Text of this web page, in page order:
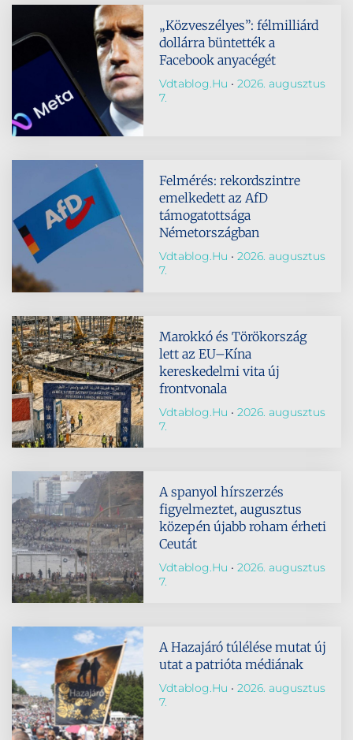
„Közveszélyes”: félmilliárd
dollárra büntették a
Facebook anyacégét
Vdtablog.hu
2026. augusztus
7.
Felmérés: rekordszintre
emelkedett az AfD
támogatottsága
Németországban
Vdtablog.hu
2026. augusztus
7.
Marokkó és Törökország
lett az EU–Kína
kereskedelmi vita új
frontvonala
Vdtablog.hu
2026. augusztus
7.
A spanyol hírszerzés
figyelmeztet, augusztus
közepén újabb roham érheti
Ceutát
Vdtablog.hu
2026. augusztus
7.
A Hazajáró túlélése mutat új
utat a patrióta médiának
Vdtablog.hu
2026. augusztus
7.